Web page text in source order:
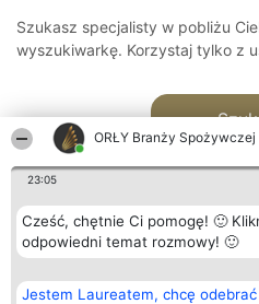
ORŁY Branży Spożywczej
23:05
Cześć, chętnie Ci pomogę! 🙂
odpowiedni temat rozmowy! 🙂
Jestem Laureatem, chcę odebrać
Szukasz specjalisty w pobliżu
wyszukiwarkę. Korzystaj tylko z
Organizator plebiscytu
Bright Side Solutions sp. z o. Laureaci